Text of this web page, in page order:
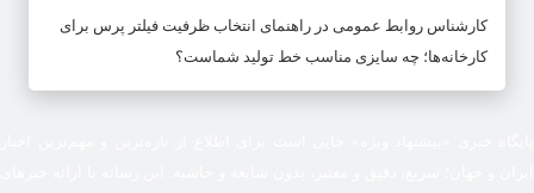
کارشناس روابط عمومی در راهنمای انتخاب ظرفیت فیلتر پرس برای
کارخانه‌ها؛ چه سایزی مناسب خط تولید شماست؟